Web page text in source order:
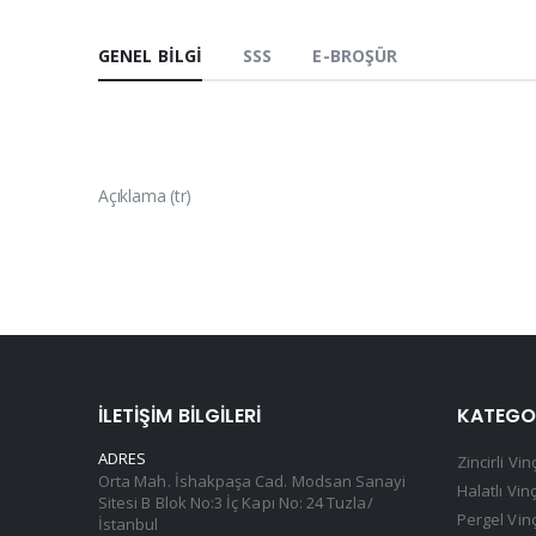
GENEL BILGI SSS E-BROŞÜR
Açıklama (tr)
İLETIŞIM BILGILERI
ADRES
Orta Mah. İshakpaşa Cad. Modsan Sanayi
Sitesi B Blok No:3 İç Kapı No: 24 Tuzla/
İstanbul
Zincirli
Halatlı
Pergel